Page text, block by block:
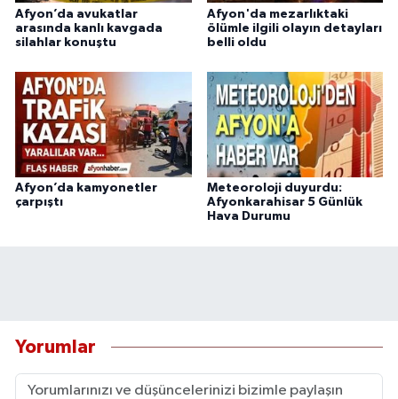
Afyon’da avukatlar
arasında kanlı kavgada
silahlar konuştu
Afyon'da mezarlıktaki
ölümle ilgili olayın detayları
belli oldu
Afyon’da kamyonetler
çarpıştı
Meteoroloji duyurdu:
Afyonkarahisar 5 Günlük
Hava Durumu
Yorumlar